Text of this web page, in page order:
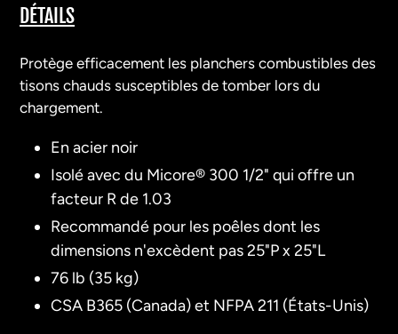
d'un
produit
à
votre
panier
DÉTAILS
Protège efficacement les planchers combustibles des
tisons chauds susceptibles de tomber lors du
chargement.
En acier noir
Isolé avec du Micore® 300 1/2" qui offre un
facteur R de 1.03
Recommandé pour les poêles dont les
dimensions n'excèdent pas 25"P x 25"L
76 lb (35 kg)
CSA B365 (Canada) et NFPA 211 (États-Unis)